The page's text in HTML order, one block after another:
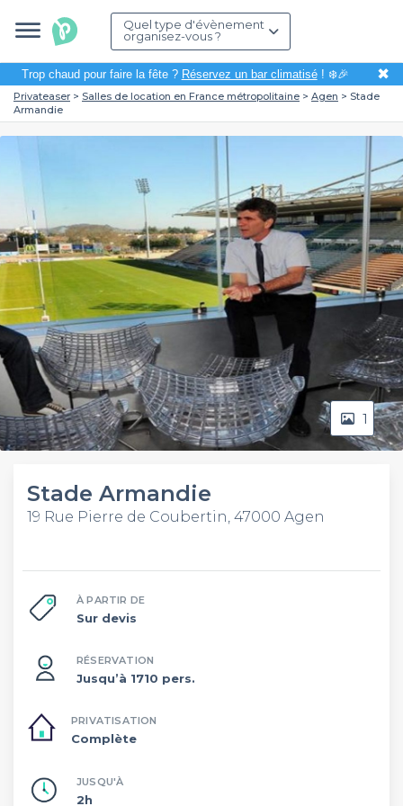
Quel type d'évènement
organisez-vous ?
Trop chaud pour faire la fête ? Réservez un bar climatisé! ❄️🎉 ✖
Privateaser Salles de location en France métropolitaine Agen
Stade
Armandie
1
Stade Armandie
19 Rue Pierre de Coubertin, 47000 Agen
À PARTIR DE
Sur devis
RÉSERVATION
Jusqu’à 1710 pers.
PRIVATISATION
Complète
JUSQU'À
2h